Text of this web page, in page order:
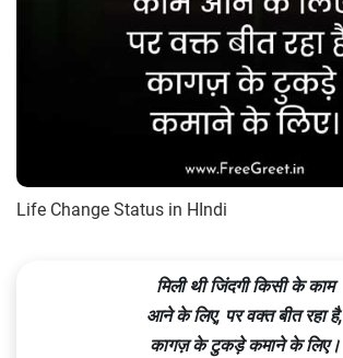
Life Change Status in HIndi
मिली थी जिंदगी किसी के काम
आने के लिए, पर वक्त बीत रहा है,
कागज़ के टुकड़े कमाने के लिए।